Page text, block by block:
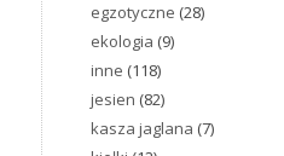
egzotyczne (28)
ekologia (9)
inne (118)
jesien (82)
kasza jaglana (7)